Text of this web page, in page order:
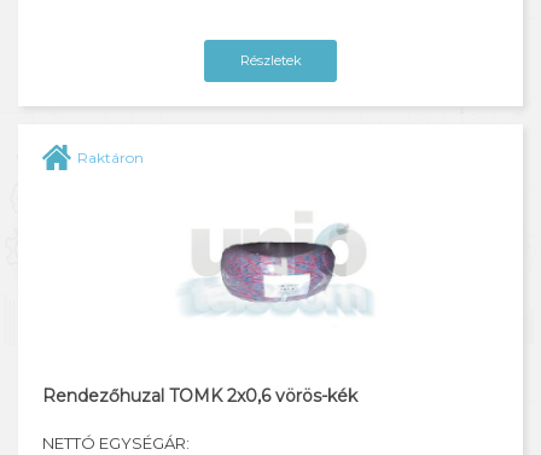
Részletek
Raktáron
Rendezőhuzal TOMK 2x0,6 vörös-kék
NETTÓ EGYSÉGÁR: